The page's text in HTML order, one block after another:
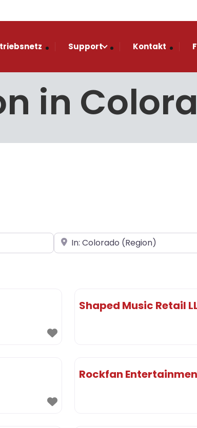
Support Kontakt
in
In der Nähe
Shaped Music Retail
Rockfan